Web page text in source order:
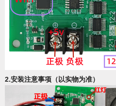
2.安装注意事项 （以实物为准）